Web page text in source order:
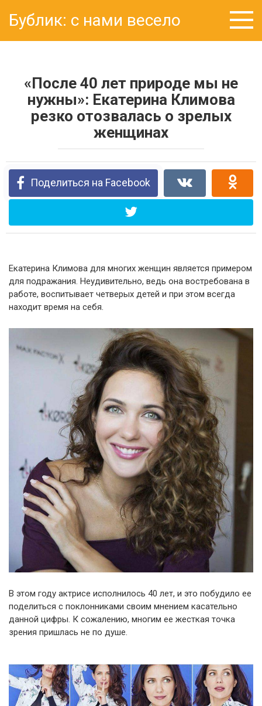
контенту
Бублик: с нами весело
«После 40 лет природе мы не
нужны»: Екатерина Климова
резко отозвалась о зрелых
женщинах
Поделиться на Facebook
Екатерина Климова для многих женщин является примером
для подражания. Неудивительно, ведь она востребована в
работе, воспитывает четверых детей и при этом всегда
находит время на себя.
В этом году актрисе исполнилось 40 лет, и это побудило ее
поделиться с поклонниками своим мнением касательно
данной цифры. К сожалению, многим ее жесткая точка
зрения пришлась не по душе.